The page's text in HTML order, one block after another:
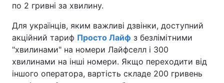
по 2 гривні за хвилину.
Для українців, яким важливі дзвінки, доступний
акційний тариф Просто Лайф з безлімітними
"хвилинами" на номери Лайфселл і 300
хвилинами на інші номери. Якщо переходити від
іншого оператора, вартість складе 200 гривень